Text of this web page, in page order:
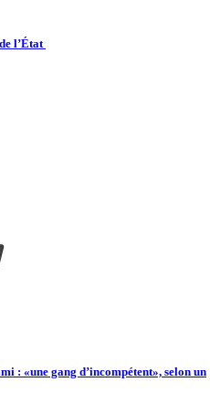
l’État
: «une gang d’incompétent», selon un